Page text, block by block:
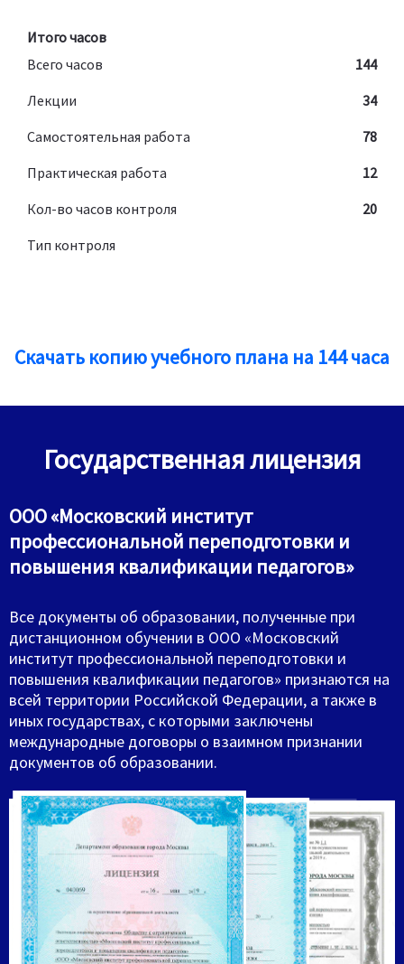
Итого часов
Всего часов
144
Лекции
34
Самостоятельная работа
78
Практическая работа
12
Кол-во часов контроля
20
Тип контроля
Скачать копию учебного плана на 144 часа
Государственная лицензия
ООО «Московский институт
профессиональной переподготовки и
повышения квалификации педагогов»
Все документы об образовании, полученные при
дистанционном обучении в ООО «Московский
институт профессиональной переподготовки и
повышения квалификации педагогов» признаются на
всей территории Российской Федерации, а также в
иных государствах, с которыми заключены
международные договоры о взаимном признании
документов об образовании.